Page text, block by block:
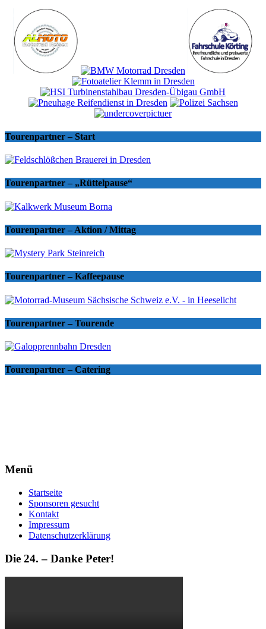
Tourenpartner – Start
Tourenpartner – „Rüttelpause“
Tourenpartner – Aktion / Mittag
Tourenpartner – Kaffeepause
Tourenpartner – Tourende
Tourenpartner – Catering
Menü
Startseite
Sponsoren gesucht
Kontakt
Impressum
Datenschutzerklärung
Die 24. – Danke Peter!